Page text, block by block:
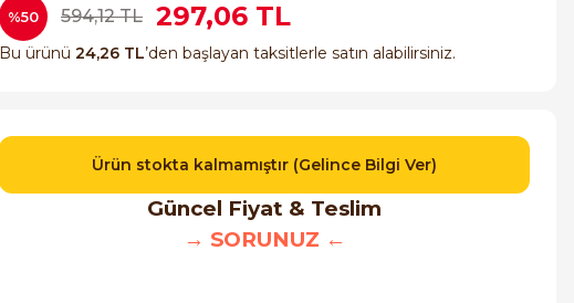
%50 594,12 TL 297,06 TL
Bu ürünü 24,26 TL’den başlayan taksitlerle satın alabilirsiniz.
Ürün stokta kalmamıştır (Gelince Bilgi Ver)
Güncel Fiyat & Teslim
→ SORUNUZ ←